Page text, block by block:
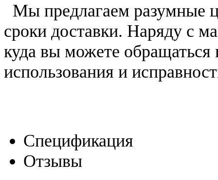
Мы предлагаем разумные
сроки доставки. Наряду с
куда вы можете
использования и
Спецификация
Отзывы